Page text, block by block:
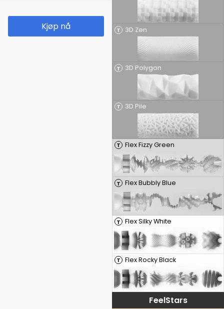
T 3D Zen
T 3D Polygon
T 3D Pile
T Flex Fizzy Green
T Flex Bubbly Blue
T Flex Silky White
T Flex Rocky Black
FeelStars
Kjøp nå